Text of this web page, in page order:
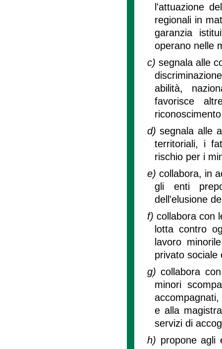
l'attuazione
regionali in
garanzia
operano nelle
c) segnala alle
abilità,
favorisce
d)segnala alle
territoriali, i
rischio per i
e) collabora, in
gli enti
dell'elusione
f) collabora con
lotta contro
lavoro
privato sociale
g)collabora
minori
e alla
servizi di
h) propone agli